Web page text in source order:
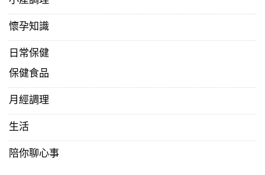
懷孕知識
日常保健
保健食品
月經調理
生活
陪你聊心事